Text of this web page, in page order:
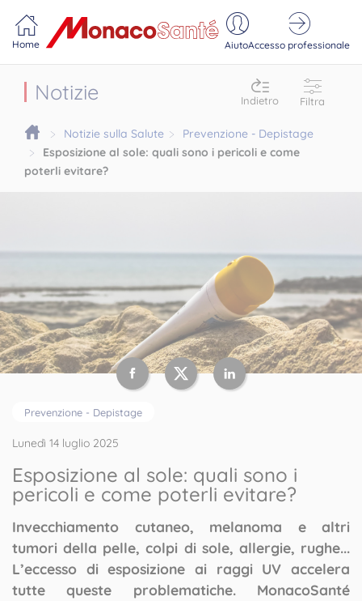
Home AiutoAccesso professionale
Notizie Indietro Filtra
Notizie sulla Salute
Prevenzione - Depistage
Esposizione al sole: quali sono i pericoli e come
poterli evitare?
Prevenzione - Depistage
Lunedì 14 luglio 2025
Esposizione al sole: quali sono i
pericoli e come poterli evitare?
Invecchiamento cutaneo, melanoma e altri
tumori della pelle, colpi di sole, allergie, rughe...
L’eccesso di esposizione ai raggi UV accelera
tutte queste problematiche. MonacoSanté